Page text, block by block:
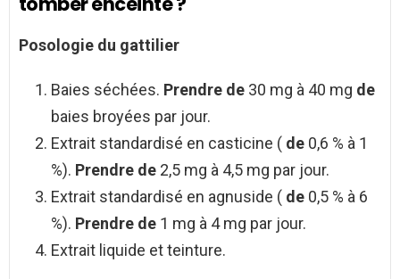
Posologie du gattilier
Baies séchées. Prendre de 30 mg à 40 mg de
baies broyées par jour.
Extrait standardisé en casticine ( de 0,6 % à 1
%). Prendre de 2,5 mg à 4,5 mg par jour.
Extrait standardisé en agnuside ( de 0,5 % à 6
%). Prendre de 1 mg à 4 mg par jour.
Extrait liquide et teinture.